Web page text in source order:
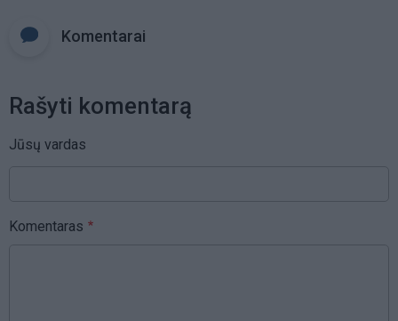
Komentarai
Rašyti komentarą
Jūsų vardas
Komentaras